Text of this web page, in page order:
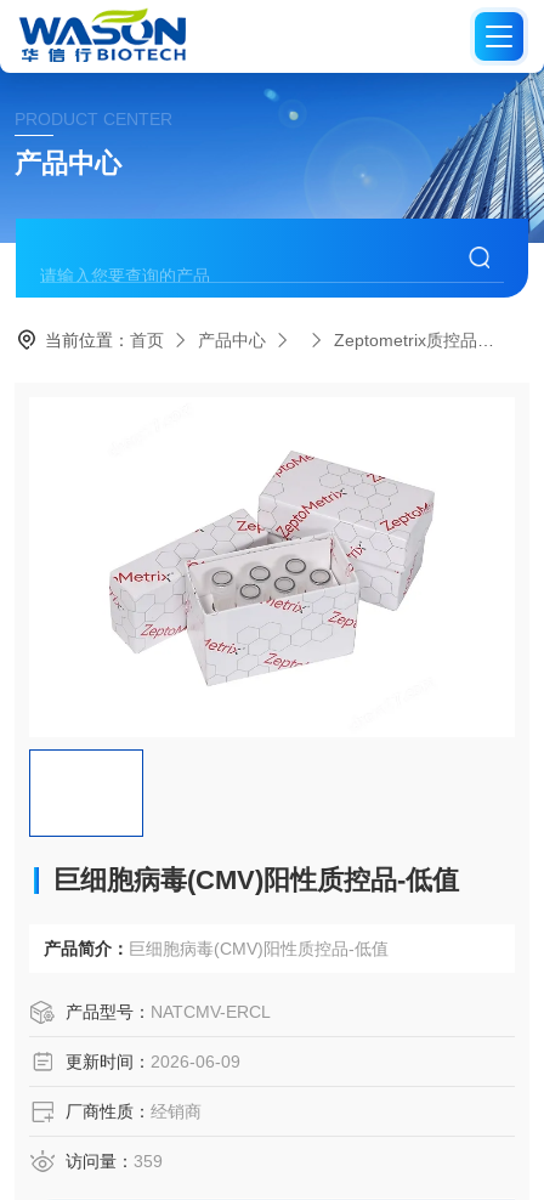
PRODUCT CENTER
产品中心
当前位置：首页 产品中心 Zeptometrix质控品
巨细胞病毒(CMV)阳性质控品-低值
产品简介： 巨细胞病毒(CMV)阳性质控品-低值
产品型号： NATCMV-ERCL
更新时间： 2026-06-09
厂商性质： 经销商
访问量： 359